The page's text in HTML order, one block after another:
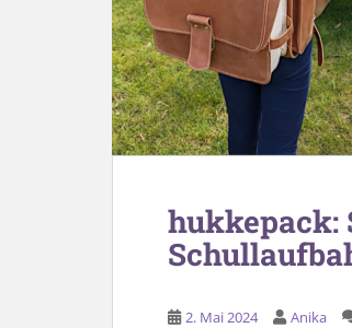
hukkepack:
2. Mai 2024 Anika